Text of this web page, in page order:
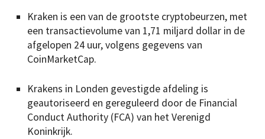
Kraken is een van de grootste cryptobeurzen, met
een transactievolume van 1,71 miljard dollar in de
afgelopen 24 uur, volgens gegevens van
CoinMarketCap.
Krakens in Londen gevestigde afdeling is
geautoriseerd en gereguleerd door de Financial
Conduct Authority (FCA) van het Verenigd
Koninkrijk.